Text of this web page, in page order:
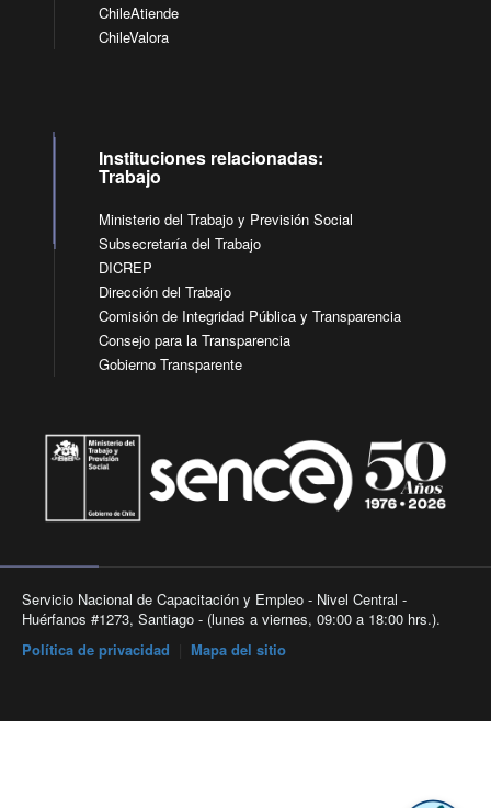
ChileAtiende
ChileValora
Instituciones relacionadas:
Trabajo
Ministerio del Trabajo y Previsión Social
Subsecretaría del Trabajo
DICREP
Dirección del Trabajo
Comisión de Integridad Pública y Transparencia
Consejo para la Transparencia
Gobierno Transparente
Servicio Nacional de Capacitación y Empleo - Nivel Central -
Huérfanos #1273, Santiago - (lunes a viernes, 09:00 a 18:00 hrs.).
Política de privacidad
Mapa del sitio